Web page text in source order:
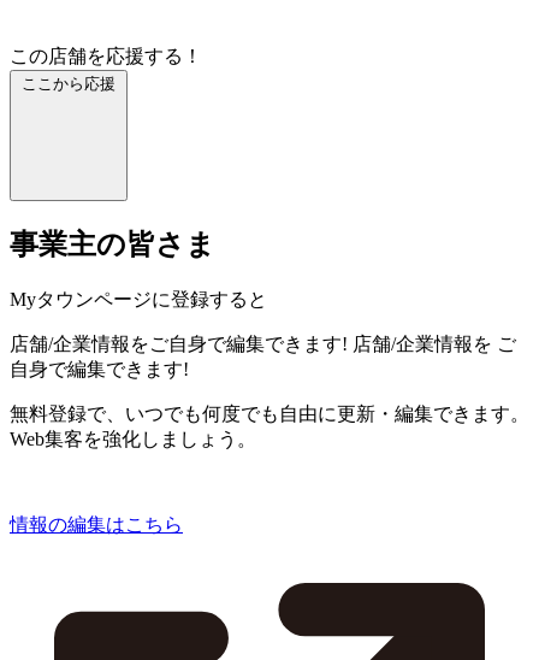
この店舗を応援する！
ここから応援
事業主の皆さま
Myタウンページに登録すると
店舗/企業情報をご自身で編集できます! 店舗/企業情報を ご
自身で編集できます!
無料登録で、いつでも何度でも自由に更新・編集できます。
Web集客を強化しましょう。
情報の編集はこちら